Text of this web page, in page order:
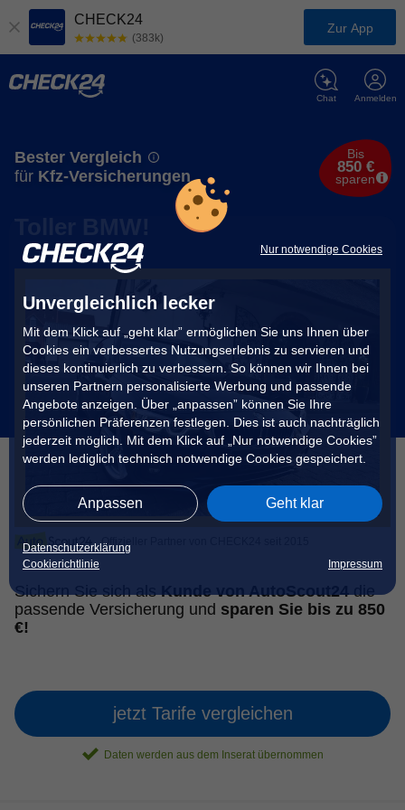
Nur notwendige Cookies
Unvergleichlich lecker
Mit dem Klick auf „geht klar” ermöglichen Sie uns Ihnen über
Cookies ein verbessertes Nutzungserlebnis zu servieren und
dieses kontinuierlich zu verbessern. So können wir Ihnen bei
unseren Partnern personalisierte Werbung und passende
Angebote anzeigen. Über „anpassen” können Sie Ihre
persönlichen Präferenzen festlegen. Dies ist auch nachträglich
jederzeit möglich. Mit dem Klick auf „Nur notwendige Cookies”
werden lediglich technisch notwendige Cookies gespeichert.
Anpassen Geht klar
Datenschutzerklärung
Cookierichtlinie
Impressum
CHECK24
(383k)
Zur App
Anmelden
Chat
Bester Vergleich
für Kfz-Versicherungen
Bis
850 €
sparen
Toller BMW!
Offizieller Partner von CHECK24 seit 2015
Sichern Sie sich alsKunde von AutoScout24die
passende Versicherung und sparen Sie bis zu 850
€!
jetzt Tarife vergleichen
Daten werden aus dem Inserat übernommen